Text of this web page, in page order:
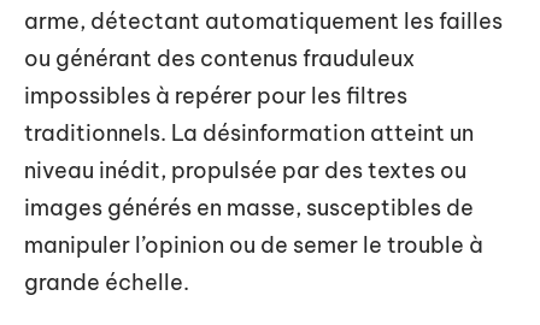
arme, détectant automatiquement les failles
ou générant des contenus frauduleux
impossibles à repérer pour les filtres
traditionnels. La désinformation atteint un
niveau inédit, propulsée par des textes ou
images générés en masse, susceptibles de
manipuler l’opinion ou de semer le trouble à
grande échelle.